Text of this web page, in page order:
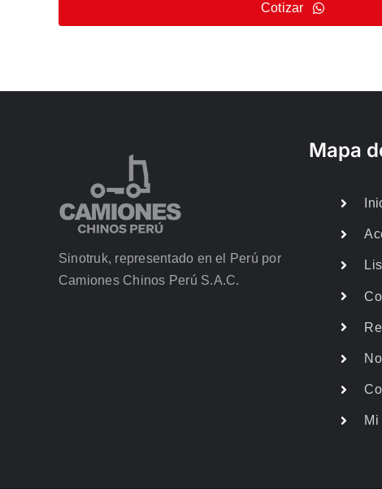
Cotizar
Sinotruk, representado en el Perú por
Camiones Chinos Perú S.A.C.
Mapa
Mi